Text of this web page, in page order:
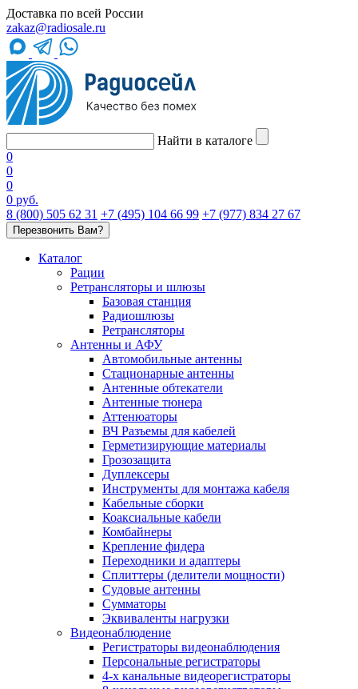
Доставка по всей России
zakaz@radiosale.ru
Найти в каталоге
0
0
0
0 руб.
8 (800) 505 62 31 +7 (495) 104 66 99 +7 (977) 834 27 67
Перезвонить Вам?
Каталог
Рации
Ретрансляторы и шлюзы
Базовая станция
Радиошлюзы
Ретрансляторы
Антенны и АФУ
Автомобильные антенны
Стационарные антенны
Антенные обтекатели
Антенные тюнера
Аттенюаторы
ВЧ Разъемы для кабелей
Герметизирующие материалы
Грозозащита
Дуплексеры
Инструменты для монтажа кабеля
Кабельные сборки
Коаксиальные кабели
Комбайнеры
Крепление фидера
Переходники и адаптеры
Сплиттеры (делители мощности)
Судовые антенны
Сумматоры
Эквиваленты нагрузки
Видеонаблюдение
Регистраторы видеонаблюдения
Персональные регистраторы
4-х канальные видеорегистраторы